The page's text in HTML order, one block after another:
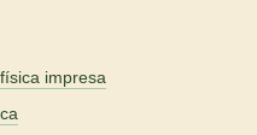
impresa